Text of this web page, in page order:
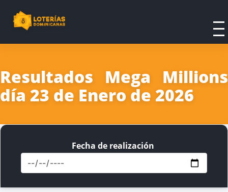
Resultados Mega Millions
día 23 de Enero de 2026
Fecha de realización